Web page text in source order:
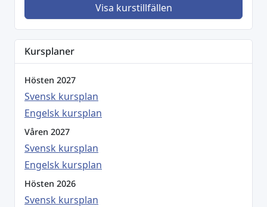
Kursplaner
Hösten 2027
Svensk kursplan
Engelsk kursplan
Våren 2027
Svensk kursplan
Engelsk kursplan
Hösten 2026
Svensk kursplan
Visa kurstillfällen